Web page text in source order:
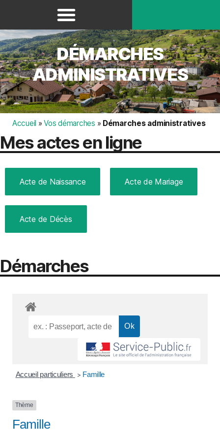
DÉMARCHES
ADMINISTRATIVES
Accueil »Vos démarches » Démarches administratives
Mes actes en ligne
Acte de Naissance Acte de Mariage
Acte de Décès
Démarches
Accueil particuliers > Famille
Thème
Famille